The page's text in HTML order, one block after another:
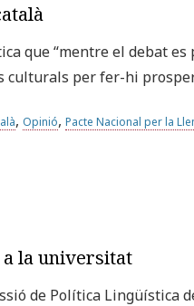
que “mentre el debat
per fer-hi
, Opinió, Pacte Nacional per la
la universitat
de Política